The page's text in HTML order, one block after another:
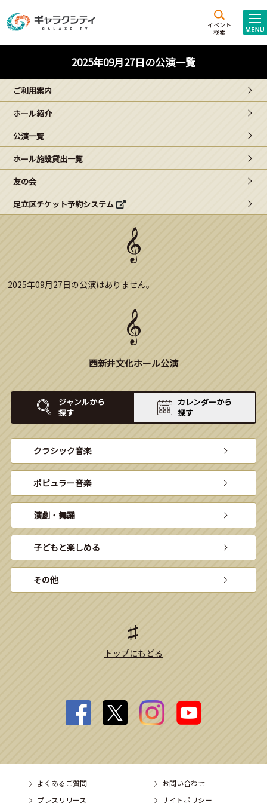
イベント
検索
施設案内
西新井
文化ホール
ギャラクシティとは
こどもみーてぃんぐ
Gがくえん
ブランドからのお知らせ
2025年09月27日の公演一覧
ご利用案内
ホール紹介
公演一覧
ホール施設貸出一覧
友の会
足立区チケット予約システム
2025年09月27日の公演はありません。
西新井文化ホール公演
ジャンルから
探す
カレンダーから
探す
クラシック音楽
ポピュラー音楽
演劇・舞踊
子どもと楽しめる
その他
トップにもどる
よくあるご質問
お問い合わせ
プレスリリース
サイトポリシー